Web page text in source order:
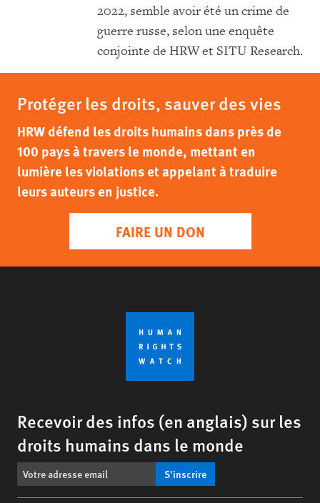
2022, semble avoir été un crime de
guerre russe, selon une enquête
conjointe de HRW et SITU Research.
Protéger les droits, sauver des vies
HRW défend les droits humains dans près de
100 pays à travers le monde, mettant en
lumière les violations et appelant à traduire
leurs auteurs en justice.
FAIRE UN DON
Recevoir des infos (en anglais) sur les
droits humains dans le monde
S’inscrire